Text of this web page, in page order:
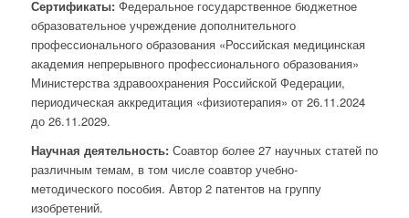
Сертификаты: Федеральное государственное бюджетное
образовательное учреждение дополнительного
профессионального образования «Российская медицинская
академия непрерывного профессионального образования»
Министерства здравоохранения Российской Федерации,
периодическая аккредитация «физиотерапия» от 26.11.2024
до 26.11.2029.
Научная деятельность:Соавтор более 27 научных статей по
различным темам, в том числе соавтор учебно-
методического пособия. Автор 2 патентов на группу
изобретений.